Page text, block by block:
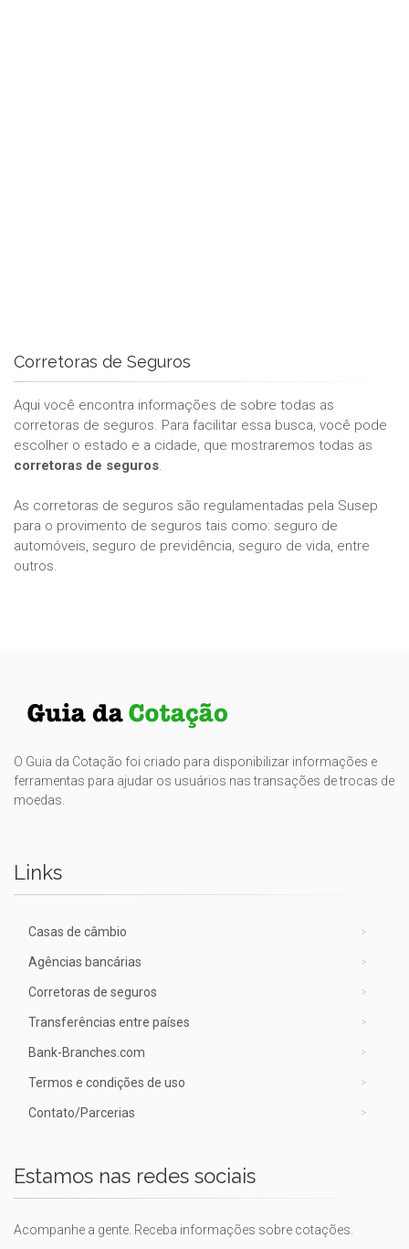
Corretoras de Seguros
Aqui você encontra informações de sobre todas as
corretoras de seguros. Para facilitar essa busca, você pode
escolher o estado e a cidade, que mostraremos todas as
corretoras de seguros.
As corretoras de seguros são regulamentadas pela Susep
para o provimento de seguros tais como: seguro de
automóveis, seguro de previdência, seguro de vida, entre
outros.
O Guia da Cotação foi criado para disponibilizar informações e
ferramentas para ajudar os usuários nas transações de trocas de
moedas.
Links
Casas de câmbio
Agências bancárias
Corretoras de seguros
Transferências entre países
Bank-Branches.com
Termos e condições de uso
Contato/Parcerias
Estamos nas redes sociais
Acompanhe a gente. Receba informações sobre cotações.